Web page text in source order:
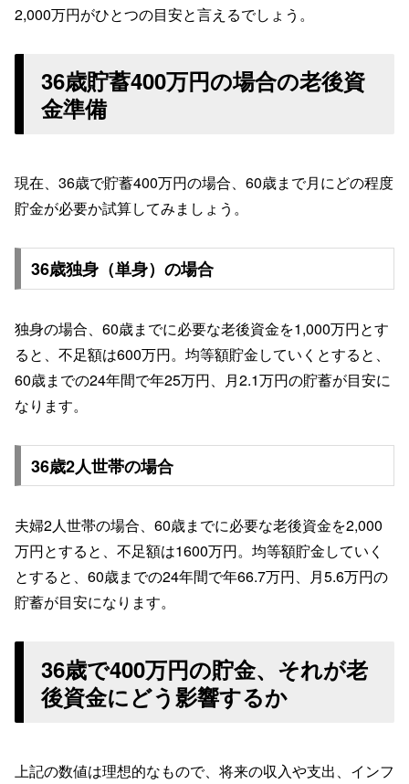
2,000万円がひとつの目安と言えるでしょう。
36歳貯蓄400万円の場合の老後資
金準備
現在、36歳で貯蓄400万円の場合、60歳まで月にどの程度
貯金が必要か試算してみましょう。
36歳独身（単身）の場合
独身の場合、60歳までに必要な老後資金を1,000万円とす
ると、不足額は600万円。均等額貯金していくとすると、
60歳までの24年間で年25万円、月2.1万円の貯蓄が目安に
なります。
36歳2人世帯の場合
夫婦2人世帯の場合、60歳までに必要な老後資金を2,000
万円とすると、不足額は1600万円。均等額貯金していく
とすると、60歳までの24年間で年66.7万円、月5.6万円の
貯蓄が目安になります。
36歳で400万円の貯金、それが老
後資金にどう影響するか
上記の数値は理想的なもので、将来の収入や支出、インフ